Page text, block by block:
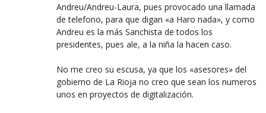
Andreu/Andreu-Laura, pues provocado una llamada
de telefono, para que digan «a Haro nada», y como
Andreu es la más Sanchista de todos los
presidentes, pues ale, a la niña la hacen caso.
No me creo su escusa, ya que los «asesores» del
gobierno de La Rioja no creo que sean los numeros
unos en proyectos de digitalización.